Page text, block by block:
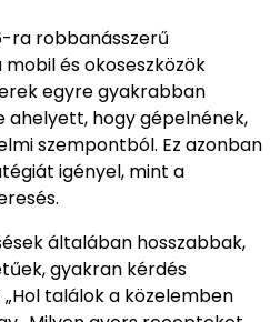
ra robbanásszerű
és okoseszközök
egyre gyakrabban
ahelyett, hogy gépelnének,
szempontból. Ez azonban
igényel, mint a
általában hosszabbak,
gyakran kérdés
találok a közelemben